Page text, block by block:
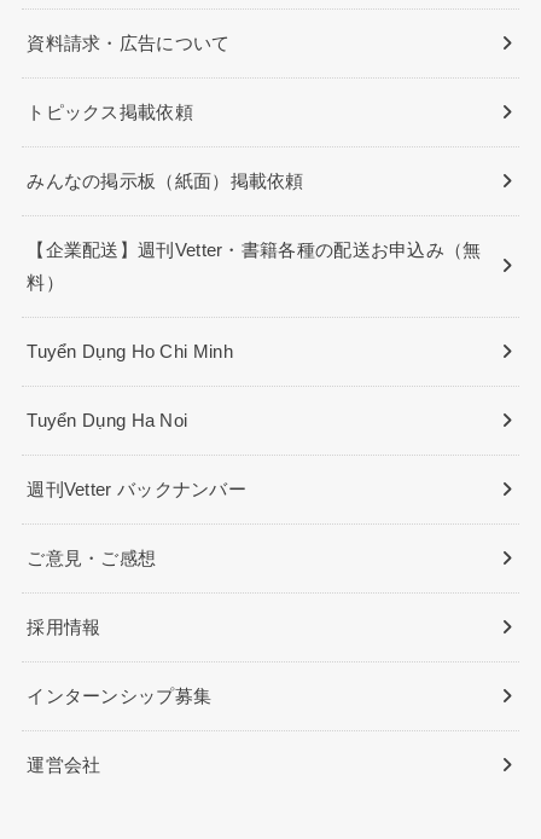
資料請求・広告について
トピックス掲載依頼
みんなの掲示板（紙面）掲載依頼
【企業配送】週刊Vetter・書籍各種の配送お申込み（無
料）
Tuyển Dụng Ho Chi Minh
Tuyển Dụng Ha Noi
週刊Vetter バックナンバー
ご意見・ご感想
採用情報
インターンシップ募集
運営会社